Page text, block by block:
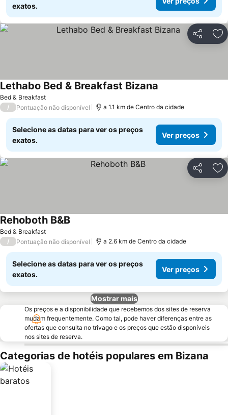
exatos.
Partilhar
Bed & Breakfast
Lethabo Bed & Breakfast Bizana
/ Pontuação não disponível a 1.1 km de Centro da cidade
Selecione as datas para ver os preços
exatos.
Ver preços
Partilhar
Bed & Breakfast
Rehoboth B&B
/ Pontuação não disponível a 2.6 km de Centro da cidade
Selecione as datas para ver os preços
exatos.
Ver preços
Mostrar mais
Os preços e a disponibilidade que recebemos dos sites de reserva
mudam frequentemente. Como tal, pode haver diferenças entre as
ofertas que consulta no trivago e os preços que estão disponíveis
nos sites de reserva.
Categorias de hotéis populares em Bizana